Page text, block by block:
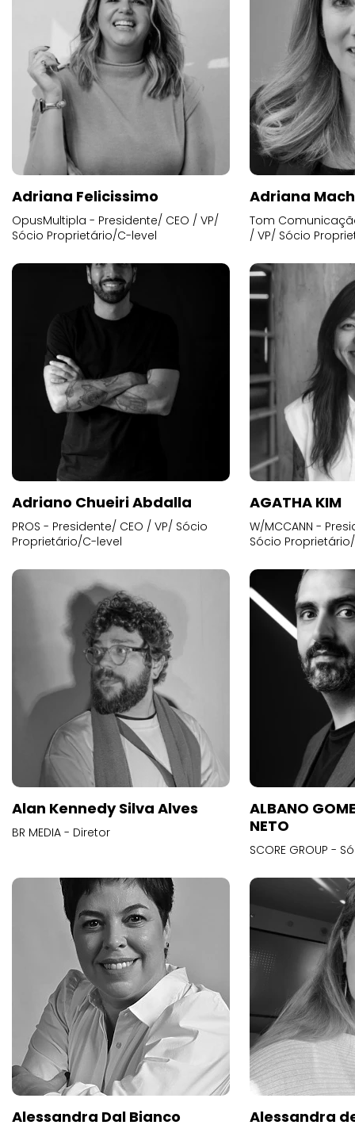
Adriana Felicissimo
OpusMultipla - Presidente/ CEO / VP/
Sócio Proprietário/C-level
Adriana
Tom
/ VP/ Sócio
Adriano Chueiri Abdalla
PROS - Presidente/ CEO / VP/ Sócio
Proprietário/C-level
AGATHA KIM
W/MCCANN -
Sócio
Alan Kennedy Silva Alves
BR MEDIA - Diretor
ALBANO
NETO
SCORE GROUP -
Alessandra Dal Bianco
Alessandra